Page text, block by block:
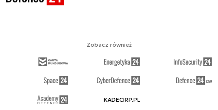
Zobacz również
KADECIRP.PL